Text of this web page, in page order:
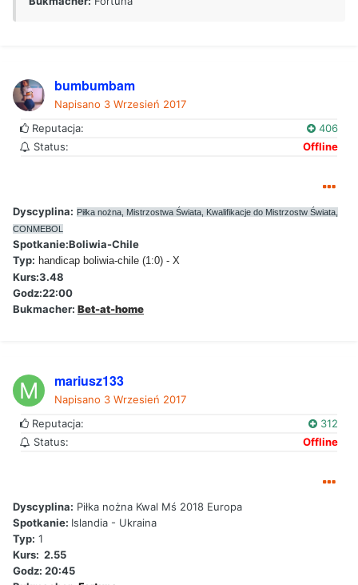
bumbumbam
Napisano 3 Wrzesień 2017
Reputacja:
406
Status:
Offline
Dyscyplina: Piłka nożna, Mistrzostwa Świata, Kwalifikacje do Mistrzostw Świata,
CONMEBOL
Spotkanie:Boliwia-Chile
Typ: handicap boliwia-chile (1:0) - X
Kurs:3.48
Godz:22:00
Bukmacher: Bet-at-home
mariusz133
Napisano 3 Wrzesień 2017
Reputacja:
312
Status:
Offline
Dyscyplina: Piłka nożna Kwal Mś 2018 Europa
Spotkanie: Islandia - Ukraina
Typ: 1
Kurs: 2.55
Godz: 20:45